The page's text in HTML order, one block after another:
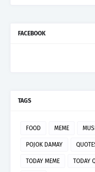
FACEBOOK
TAGS
FOOD MEME
POJOK DAMAY
TODAY MEME TODAY